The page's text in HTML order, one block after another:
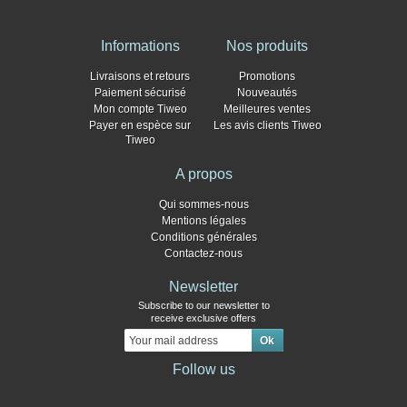
Informations
Livraisons et retours
Paiement sécurisé
Mon compte Tiweo
Payer en espèce sur
Tiweo
Nos produits
Promotions
Nouveautés
Meilleures ventes
Les avis clients Tiweo
A propos
Qui sommes-nous
Mentions légales
Conditions générales
Contactez-nous
Newsletter
Subscribe to our newsletter to
receive exclusive offers
Follow us